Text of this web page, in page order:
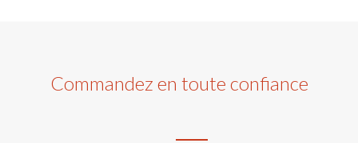
Commandez en toute confiance